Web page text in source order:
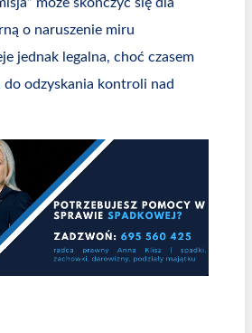
o naruszenie miru
jednak legalna, choć czasem
odzyskania kontroli nad